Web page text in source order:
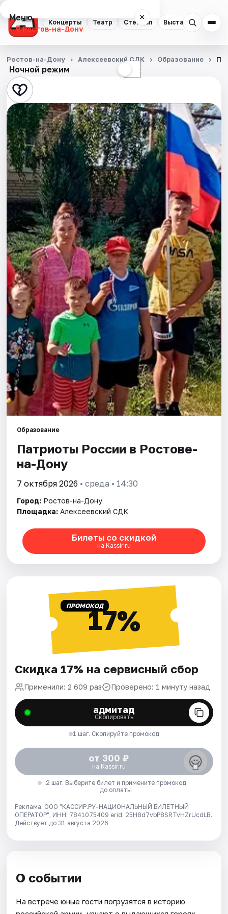
Концерты Театр Стендап Выставки
Меню ×
Ростов-на-Дону
Концерты
Театр
Стендап
Выставки
Квесты
Экскурсии
Спорт
События
Города
Площадки
Артисты
Рейтинги
Ночной режим ☾
Ростов-на-Дону Алексеевский СДК Образование
Образование
Патриоты России в Ростове-
на-Дону
7 октября 2026 • среда • 14:30
Город: Ростов-на-Дону
Площадка: Алексеевский СДК
Билеты со скидкой
на Kassir.ru
ПРОМОКОД17%
Скидка 17% на сервисный сбор
Применили: 2 609 раз Проверено: 1 минуту назад
адмитад
Скопировать
1 шаг. Скопируйте промокод
от 300 ₽
на Kassir.ru
2 шаг. Выберите билет и примените промокод
до оплаты
Реклама. ООО "КАССИР.РУ-НАЦИОНАЛЬНЫЙ БИЛЕТНЫЙ
ОПЕРАТОР", ИНН: 7841075409 erid: 25H8d7vbP8SRTvHZrUcdLB.
Действует до 31 августа 2026
О событии
На встрече юные гости погрузятся в историю